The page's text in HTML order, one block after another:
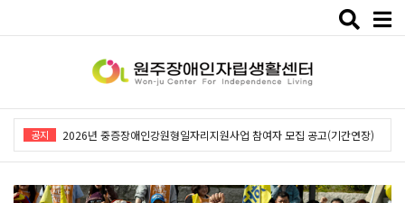
Toggle
공지 2026년 중증장애인강원형일자리지원사업 참여자 모집 공고(기간연장)
2026년 원주장애인자립생활센터 사회복지사 채용공고
2026년 중증장애인동료상담사업 동료상담가 모집공고